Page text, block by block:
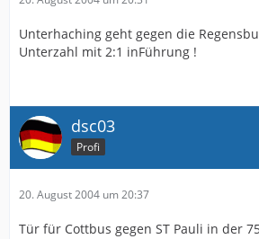
Unterhaching geht gegen die
Unterzahl mit 2:1 inFührung !
dsc03
Profi
20. August 2004 um 20:37
Tür für Cottbus gegen ST Pauli in der